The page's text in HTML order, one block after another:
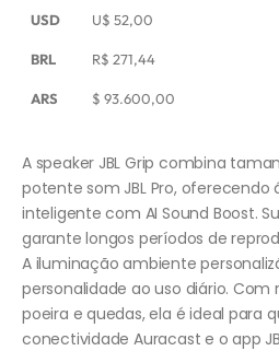
USD U$ 52,00
BRL R$ 271,44
ARS $ 93.600,00
A speaker JBL Grip combina
potente som JBL Pro, oferecendo
inteligente com AI Sound Boost.
garante longos períodos de
A iluminação ambiente
personalidade ao uso diário. Com
poeira e quedas, ela é ideal para
conectividade Auracast e o app